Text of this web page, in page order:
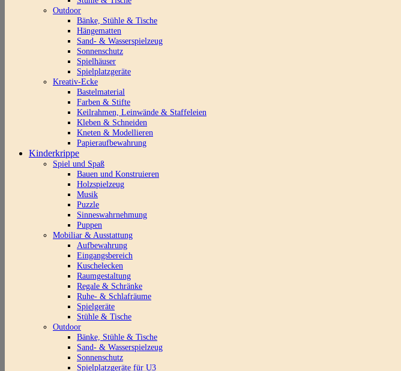
Outdoor
Bänke, Stühle & Tische
Hängematten
Sand- & Wasserspielzeug
Sonnenschutz
Spielhäuser
Spielplatzgeräte
Kreativ-Ecke
Bastelmaterial
Farben & Stifte
Keilrahmen, Leinwände & Staffeleien
Kleben & Schneiden
Kneten & Modellieren
Papieraufbewahrung
Kinderkrippe
Spiel und Spaß
Bauen und Konstruieren
Holzspielzeug
Musik
Puzzle
Sinneswahrnehmung
Puppen
Mobiliar & Ausstattung
Aufbewahrung
Eingangsbereich
Kuschelecken
Raumgestaltung
Regale & Schränke
Ruhe- & Schlafräume
Spielgeräte
Stühle & Tische
Outdoor
Bänke, Stühle & Tische
Sand- & Wasserspielzeug
Sonnenschutz
Spielplatzgeräte für U3